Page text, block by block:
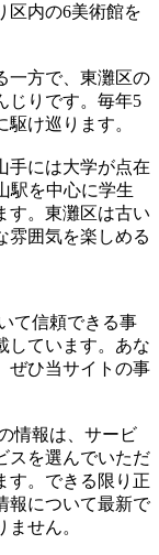
区内の6美術館を
一方で、東灘区の
じりです。毎年5
け巡ります。
手には大学が点在
駅を中心に学生
す。東灘区は古い
雰囲気を楽しめる
て信頼できる事
しています。あな
ぜひ当サイトの事
情報は、サービ
スを選んでいただ
す。できる限り正
報について最新で
せん。